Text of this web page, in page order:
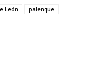
León palenque